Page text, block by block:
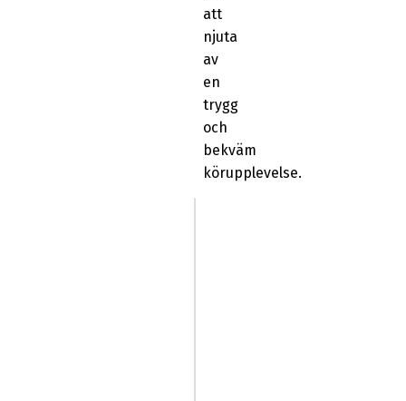
att
njuta
av
en
trygg
och
bekväm
körupplevelse.